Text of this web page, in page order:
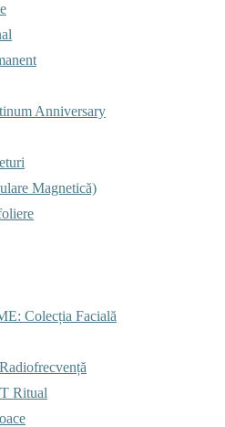
Anniversary
Magnetică)
Colecția Facială
Ritual